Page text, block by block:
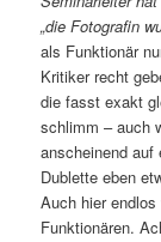
„die Fotografin
als Funktionär
Kritiker recht
die fasst exakt
schlimm – auch
anscheinend auf
Dublette eben
Auch hier
Funktionären.